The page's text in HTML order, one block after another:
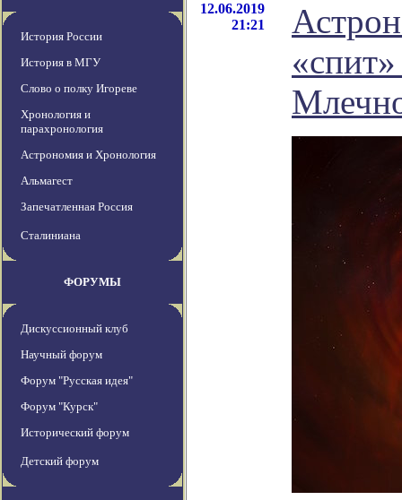
История России
История в МГУ
Слово о полку Игореве
Хронология и
парахронология
Астрономия и Хронология
Альмагест
Запечатленная Россия
Сталиниана
ФОРУМЫ
Дискуссионный клуб
Научный форум
Форум "Русская идея"
Форум "Курск"
Исторический форум
Детский форум
12.06.2019
21:21